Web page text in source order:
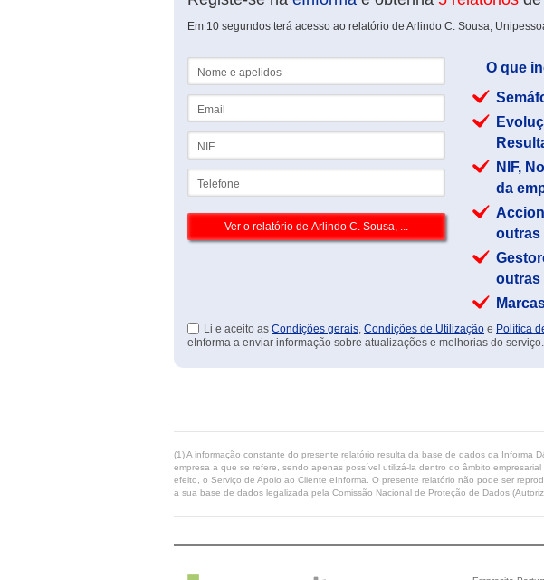
Em 10 segundos terá acesso ao relatório de Arlindo C. Sousa,
O que
NIF,
da
outras
outras
Li e aceito as Condições gerais, Condições de Utilização e Política
eInforma a enviar informação sobre atualizações e melhorias do serviço.
(1) A informação constante do presente relatório resulta da base de dados da Informa
empresa a que se refere, sendo apenas possível utilizá-la dentro do âmbito
efeito, o Serviço de Apoio ao Cliente eInforma. O presente relatório não pode ser
a sua base de dados legalizada pela Comissão Nacional de Proteção de Dados